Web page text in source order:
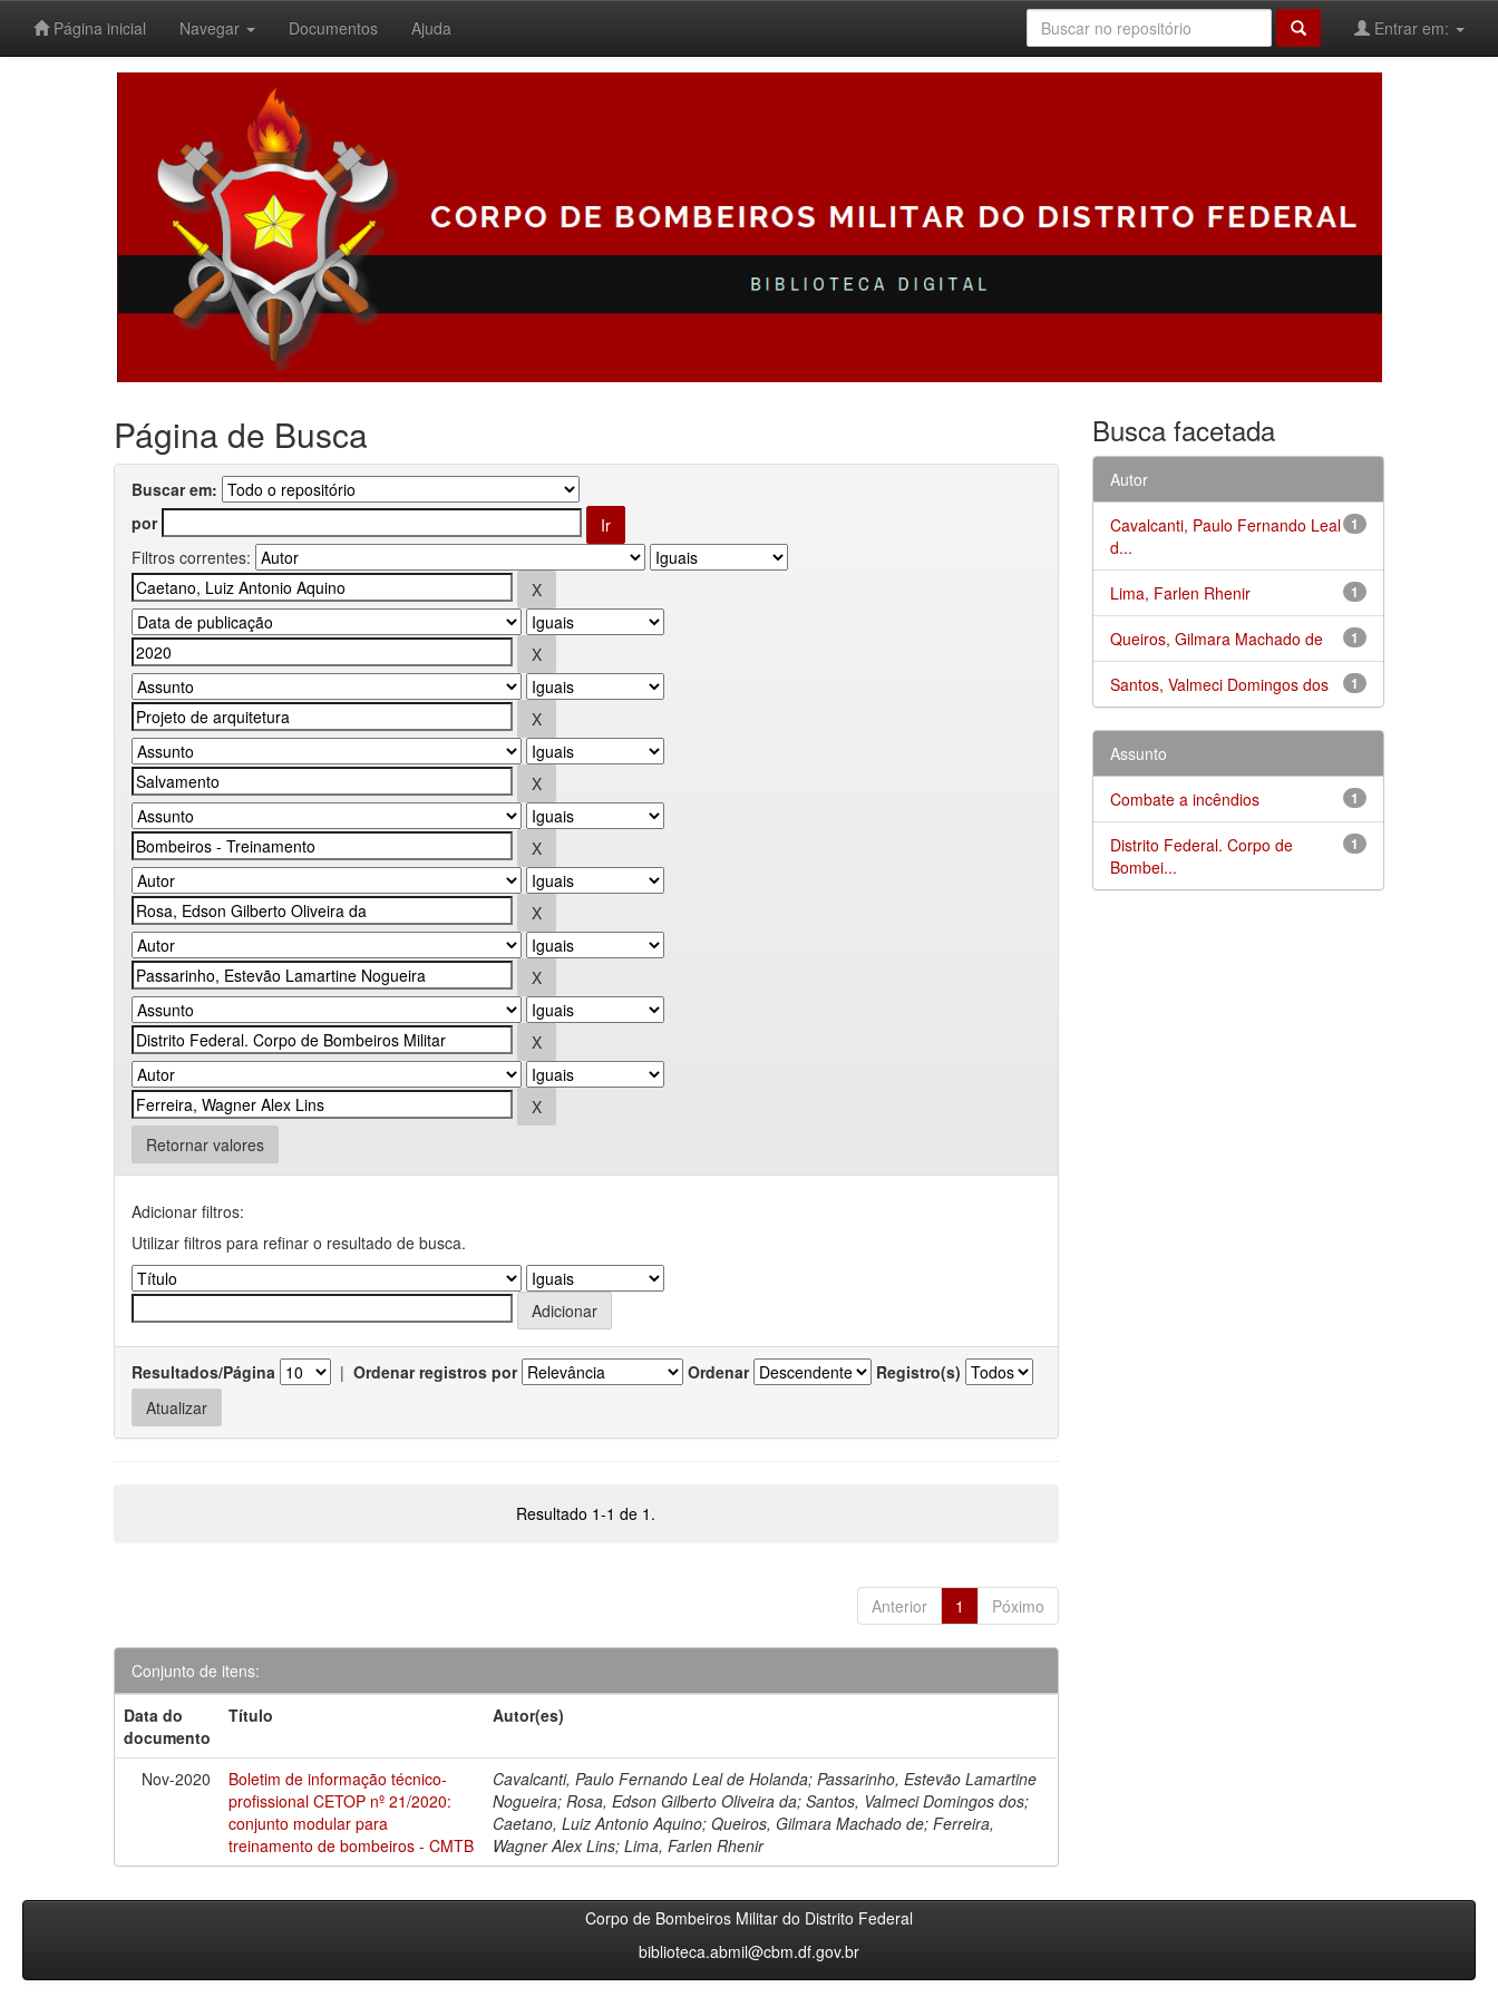
Página inicial Navegar Documentos Ajuda Entrar em:
Página de Busca
Buscar em:
por
Filtros correntes:
Retornar valores
Adicionar filtros:
Utilizar filtros para refinar o resultado de busca.
Resultados/Página | Ordenar registros por Ordenar Registro(s)
Resultado 1-1 de 1.
Anterior 1 Póximo
Conjunto de itens:
Data do
documento
Título Autor(es)
Nov-2020
Boletim de informação técnico-
profissional CETOP nº 21/2020:
conjunto modular para
treinamento de bombeiros - CMTB
Cavalcanti, Paulo Fernando Leal de Holanda; Passarinho, Estevão Lamartine
Nogueira; Rosa, Edson Gilberto Oliveira da; Santos, Valmeci Domingos dos;
Caetano, Luiz Antonio Aquino; Queiros, Gilmara Machado de; Ferreira,
Wagner Alex Lins; Lima, Farlen Rhenir
Busca facetada
Autor
1
Cavalcanti, Paulo Fernando Leal
d...
1
Lima, Farlen Rhenir
1
Queiros, Gilmara Machado de
1
Santos, Valmeci Domingos dos
Assunto
1
Combate a incêndios
1
Distrito Federal. Corpo de
Bombei...
Corpo de Bombeiros Militar do Distrito Federal
biblioteca.abmil@cbm.df.gov.br